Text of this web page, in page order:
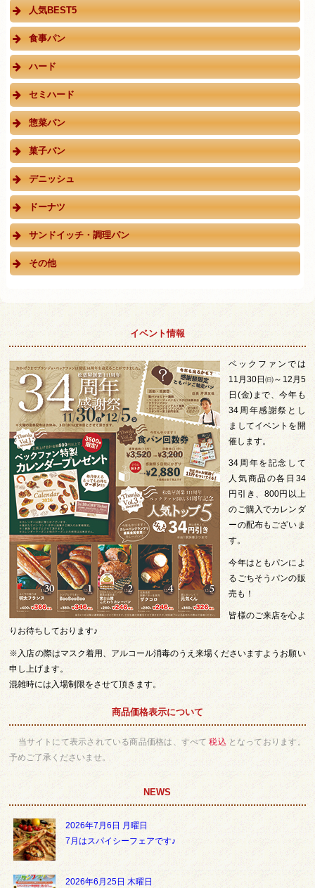
人気BEST5
食事パン
ハード
セミハード
惣菜パン
菓子パン
デニッシュ
ドーナツ
サンドイッチ・調理パン
その他
イベント情報
ベックファンでは
11月30日㈰～12月5
日(金)まで、今年も
34周年感謝祭とし
ましてイベントを開
催します。
34周年を記念して
人気商品の各日34
円引き、800円以上
のご購入でカレンダ
ーの配布もございま
す。
今年はともパンによ
るごちそうパンの販
売も！
皆様のご来店を心よ
りお待ちしております♪
※入店の際はマスク着用、アルコール消毒のうえ来場くださいますようお願い
申し上げます。
混雑時には入場制限をさせて頂きます。
商品価格表示について
当サイトにて表示されている商品価格は、すべて 税込 となっております。
予めご了承くださいませ。
NEWS
2026年7月6日 月曜日
7月はスパイシーフェアです♪
2026年6月25日 木曜日